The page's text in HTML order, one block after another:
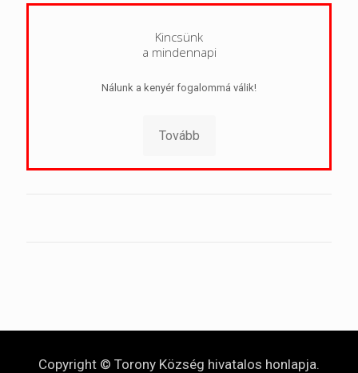
Kincsünk
a mindennapi
Nálunk a kenyér fogalommá válik!
Tovább
Copyright © Torony Község hivatalos honlapja.